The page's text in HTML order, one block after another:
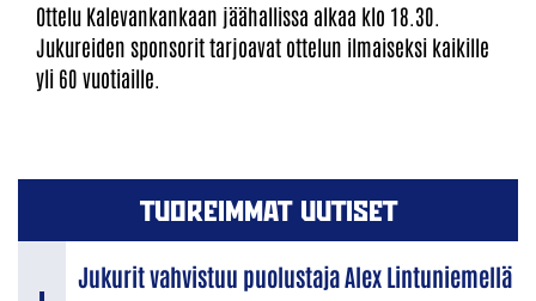
Ottelu Kalevankankaan jäähallissa alkaa klo 18.30.
Jukureiden sponsorit tarjoavat ottelun ilmaiseksi kaikille
yli 60 vuotiaille.
TUOREIMMAT UUTISET
Jukurit vahvistuu puolustaja Alex Lintuniemellä